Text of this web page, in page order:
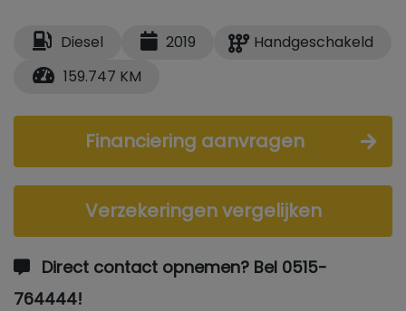
Diesel 2019
Handgeschakeld
159.747 KM
Financiering aanvragen
Verzekeringen vergelijken
Direct contact opnemen? Bel 0515-
764444!